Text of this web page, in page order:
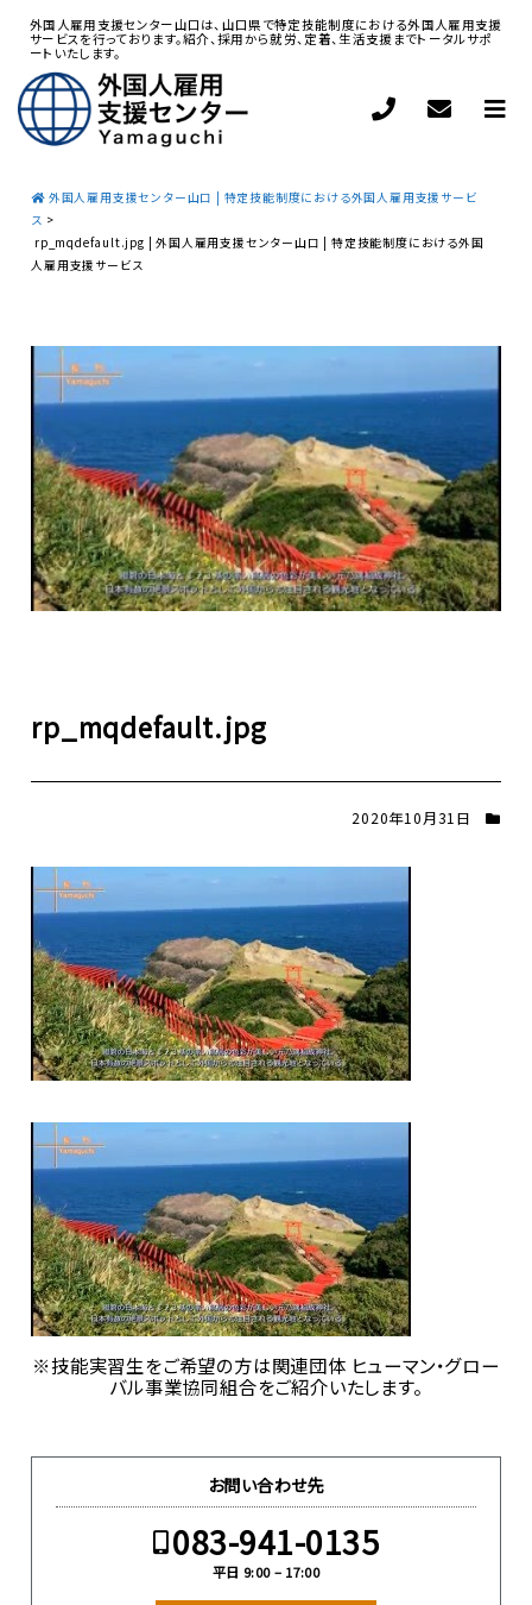
外国人雇用支援センター山口は、山口県で特定技能制度における外国人雇用支援
サービスを行っております。紹介、採用から就労、定着、生活支援までトータルサポ
ートいたします。
外国人雇用支援センター山口 | 特定技能制度における外国人雇用支援サービ
ス >
rp_mqdefault.jpg | 外国人雇用支援センター山口 | 特定技能制度における外国
人雇用支援サービス
rp_mqdefault.jpg
2020年10月31日
※技能実習生をご希望の方は関連団体 ヒューマン・グロー
バル事業協同組合をご紹介いたします。
お問い合わせ先
083-941-0135
平日 9:00 – 17:00